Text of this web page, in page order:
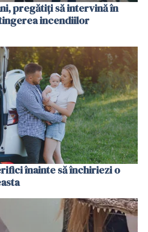
pregătiţi să intervină în
incendiilor
înainte să închiriezi o